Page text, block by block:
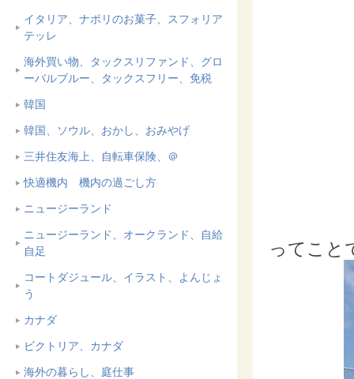
イタリア、ナポリのお菓子、スフォリア
テッレ
海外買い物、タックスリファンド、グロ
ーバルブルー、タックスフリー、免税
韓国
韓国、ソウル、おかし、おみやげ
三井住友海上、自転車保険、＠
快適機内 機内の過ごし方
ニュージーランド
ニュージーランド、オークランド、自給
自足
コートダジュール、イラスト、よんじょ
う
カナダ
ビクトリア、カナダ
海外の暮らし、庭仕事
ってこと